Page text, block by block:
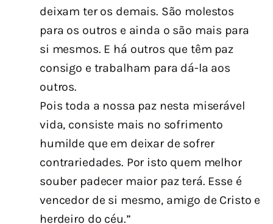
deixam ter os demais. São molestos
para os outros e ainda o são mais para
si mesmos. E há outros que têm paz
consigo e trabalham para dá-la aos
outros.
Pois toda a nossa paz nesta miserável
vida, consiste mais no sofrimento
humilde que em deixar de sofrer
contrariedades. Por isto quem melhor
souber padecer maior paz terá. Esse é
vencedor de si mesmo, amigo de Cristo e
herdeiro do céu.”